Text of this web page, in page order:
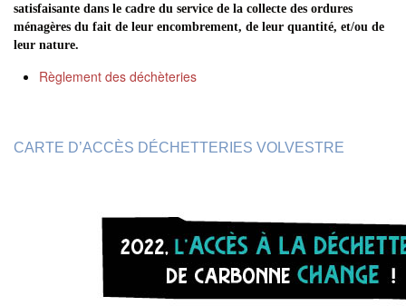
satisfaisante dans le cadre du service de la collecte des ordures
ménagères du fait de leur encombrement, de leur quantité, et/ou de
leur nature.
Règlement des déchèteries
CARTE D’ACCÈS DÉCHETTERIES VOLVESTRE